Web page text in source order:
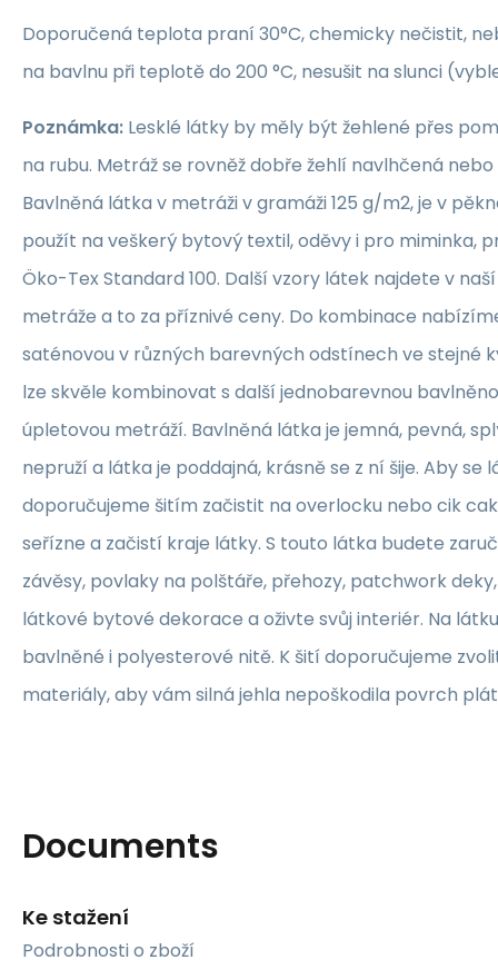
Doporučená teplota praní 30°C, chemicky nečistit,
na bavlnu při teplotě do 200 °C, nesušit na slunci
Poznámka: Lesklé látky by měly být žehlené přes
na rubu. Metráž se rovněž dobře žehlí navlhčená
Bavlněná látka v metráži v gramáži 125 g/m2, je v
použít na veškerý bytový textil, oděvy i pro miminka,
Öko-Tex Standard 100. Další vzory látek najdete v
metráže a to za příznivé ceny. Do kombinace
saténovou v různých barevných odstínech ve stejné
lze skvěle kombinovat s další jednobarevnou
úpletovou metráží. Bavlněná látka je jemná, pevná,
nepruží a látka je poddajná, krásně se z ní šije. Aby se
doporučujeme šitím začistit na overlocku nebo cik
seřízne a začistí kraje látky. S touto látka budete
závěsy, povlaky na polštáře, přehozy, patchwork
látkové bytové dekorace a oživte svůj interiér. Na
bavlněné i polyesterové nitě. K šití doporučujeme
materiály, aby vám silná jehla nepoškodila povrch
Documents
Ke stažení
Podrobnosti o zboží